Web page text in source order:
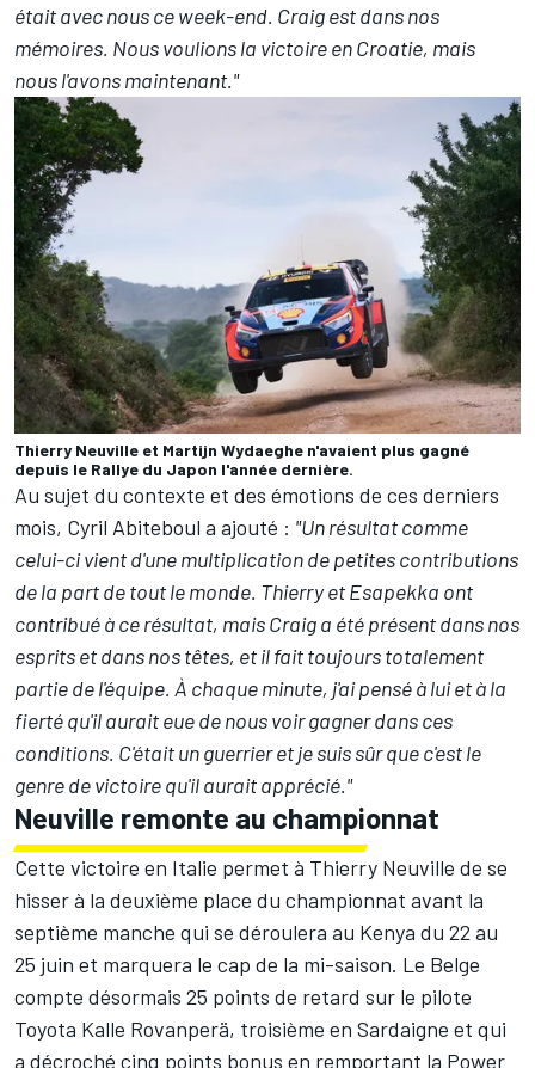
était avec nous ce week-end. Craig est dans nos
mémoires. Nous voulions la victoire en Croatie, mais
nous l'avons maintenant."
Thierry Neuville et Martijn Wydaeghe n'avaient plus gagné
depuis le Rallye du Japon l'année dernière.
Au sujet du contexte et des émotions de ces derniers
mois, Cyril Abiteboul a ajouté : "Un résultat comme
celui-ci vient d'une multiplication de petites contributions
de la part de tout le monde. Thierry et Esapekka ont
contribué à ce résultat, mais Craig a été présent dans nos
esprits et dans nos têtes, et il fait toujours totalement
partie de l'équipe. À chaque minute, j'ai pensé à lui et à la
fierté qu'il aurait eue de nous voir gagner dans ces
conditions. C'était un guerrier et je suis sûr que c'est le
genre de victoire qu'il aurait apprécié."
Neuville remonte au championnat
Cette victoire en Italie permet à Thierry Neuville de se
hisser à la deuxième place du championnat avant la
septième manche qui se déroulera au Kenya du 22 au
25 juin et marquera le cap de la mi-saison. Le Belge
compte désormais 25 points de retard sur le pilote
Toyota Kalle Rovanperä, troisième en Sardaigne et qui
a décroché cinq points bonus en remportant la Power